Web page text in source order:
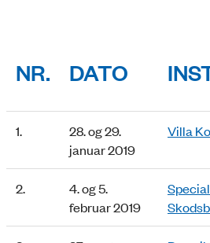
NR. DATO
1.
28. og 29.
januar 2019
Villa
2.
4. og 5.
februar 2019